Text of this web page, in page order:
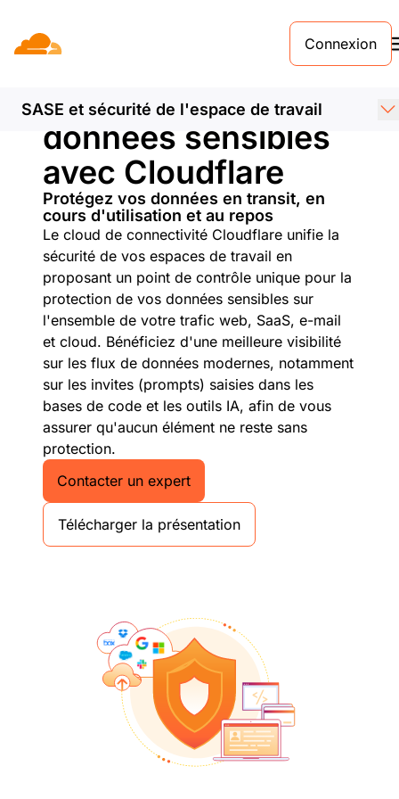
Connexion
SASE et sécurité de l'espace de travail
Protégez vos
données sensibles
avec Cloudflare
Protégez vos données en transit, en
cours d'utilisation et au repos
Le cloud de connectivité Cloudflare unifie la
sécurité de vos espaces de travail en
proposant un point de contrôle unique pour la
protection de vos données sensibles sur
l'ensemble de votre trafic web, SaaS, e-mail
et cloud. Bénéficiez d'une meilleure visibilité
sur les flux de données modernes, notamment
sur les invites (prompts) saisies dans les
bases de code et les outils IA, afin de vous
assurer qu'aucun élément ne reste sans
protection.
Contacter un expert
Télécharger la présentation